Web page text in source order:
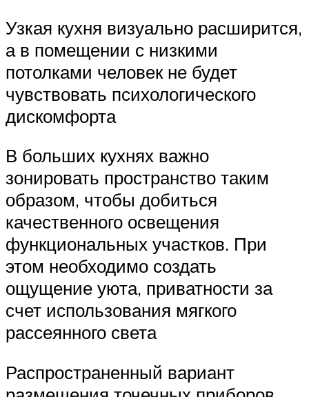
Узкая кухня визуально расширится,
а в помещении с низкими
потолками человек не будет
чувствовать психологического
дискомфорта
В больших кухнях важно
зонировать пространство таким
образом, чтобы добиться
качественного освещения
функциональных участков. При
этом необходимо создать
ощущение уюта, приватности за
счет использования мягкого
рассеянного света
Распространенный вариант